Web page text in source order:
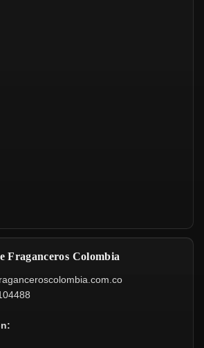
Fraganceros Colombia